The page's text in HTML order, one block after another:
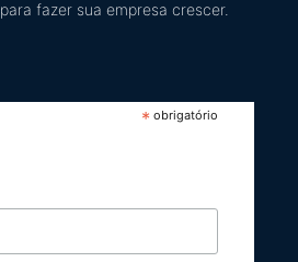
para fazer sua empresa crescer.
* obrigatório